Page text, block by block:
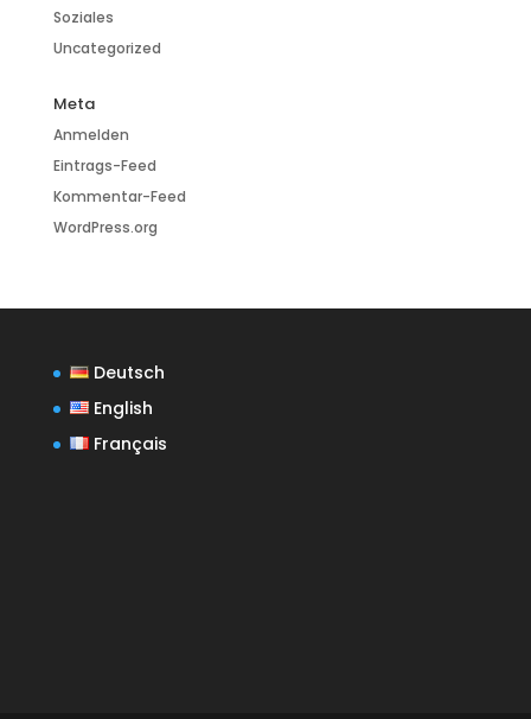
Soziales
Uncategorized
Meta
Anmelden
Eintrags-Feed
Kommentar-Feed
WordPress.org
Deutsch
English
Français